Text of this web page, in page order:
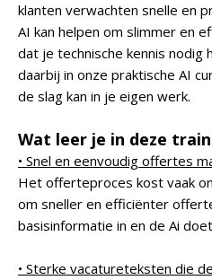
klanten verwachten snelle en
AI kan helpen om slimmer en
dat je technische kennis nodig
daarbij in onze praktische AI
de slag kan in je eigen werk.
Wat leer je in deze
• Snel en eenvoudig offertes
Het offerteproces kost vaak
om sneller en efficiënter
basisinformatie in en de Ai
• Sterke vacatureteksten die